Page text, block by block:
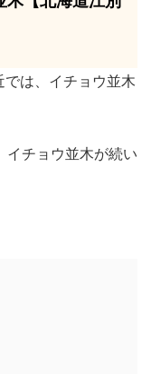
は、イチョウ並木
イチョウ並木が続い